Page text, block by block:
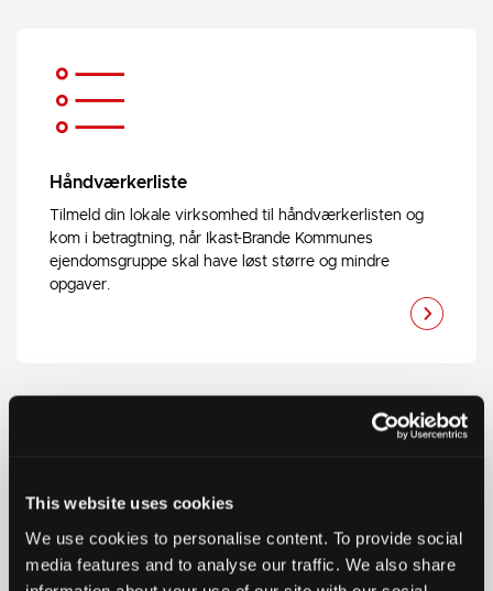
This website uses cookies
We use cookies to personalise content. To provide social
media features and to analyse our traffic. We also share
Håndværkerliste
Tilmeld din lokale virksomhed til håndværkerlisten og
kom i betragtning, når Ikast-Brande Kommunes
ejendomsgruppe skal have løst større og mindre
opgaver.
Udbud og indkøb
Asfaltarbejde 2026